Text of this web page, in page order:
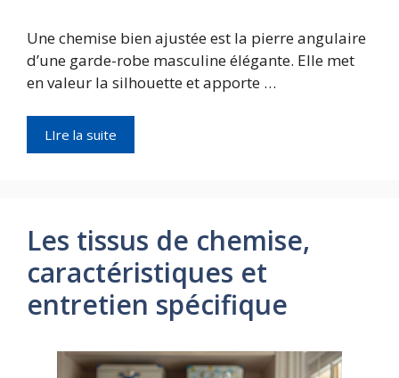
Une chemise bien ajustée est la pierre angulaire
d’une garde-robe masculine élégante. Elle met
en valeur la silhouette et apporte …
LIre la suite
Les tissus de chemise,
caractéristiques et
entretien spécifique